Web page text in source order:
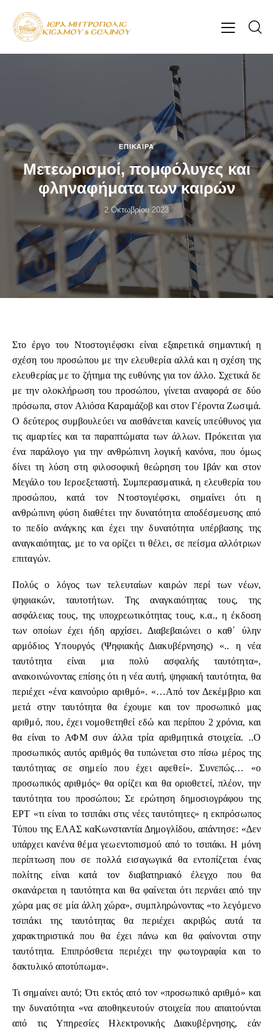
ΕΠΊΚΑΙΡΑ
Μετεωρισμοί, πομφόλυγες και
φληναφήματα των καιρών
2 Οκτωβρίου 2023
Στο έργο του Ντοστογιέφσκι είναι εξαιρετικά σημαντική η
σχέση του προσώπου με την ελευθερία αλλά και η σχέση της
ελευθερίας με το ζήτημα της ευθύνης για τον άλλο. Σχετικά δε
με την ολοκλήρωση του προσώπου, γίνεται αναφορά σε δύο
πρόσωπα, στον Αλιόσα Καραμάζοβ και στον Γέροντα Ζωσιμά.
Ο δεύτερος συμβουλεύει να αισθάνεται κανείς υπεύθυνος για
τις αμαρτίες και τα παραπτώματα των άλλων. Πρόκειται για
ένα παράλογο για την ανθρώπινη λογική κανόνα, που όμως
δίνει τη λύση στη φιλοσοφική θεώρηση του Ιβάν και στον
Μεγάλο του Ιεροεξεταστή. Συμπερασματικά, η ελευθερία του
προσώπου, κατά τον Ντοστογιέφσκι, σημαίνει ότι η
ανθρώπινη φύση διαθέτει την δυνατότητα αποδέσμευσης από
το πεδίο ανάγκης και έχει την δυνατότητα υπέρβασης της
αναγκαιότητας, με το να ορίζει τι θέλει, σε πείσμα αλλότριων
επιταγών.
Πολύς ο λόγος των τελευταίων καιρών περί των νέων,
ψηφιακών, ταυτοτήτων. Της αναγκαιότητας τους, της
ασφάλειας τους, της υποχρεωτικότητας τους, κ.α., η έκδοση
των οποίων έχει ήδη αρχίσει. Διαβεβαιώνει ο καθ΄ ύλην
αρμόδιος Υπουργός (Ψηφιακής Διακυβέρνησης) «.. η νέα
ταυτότητα είναι μια πολύ ασφαλής ταυτότητα»,
ανακοινώνοντας επίσης ότι η νέα αυτή, ψηφιακή ταυτότητα, θα
περιέχει «ένα καινούριο αριθμό». «…Από τον Δεκέμβριο και
μετά στην ταυτότητα θα έχουμε και τον προσωπικό μας
αριθμό, που, έχει νομοθετηθεί εδώ και περίπου 2 χρόνια, και
θα είναι το ΑΦΜ συν άλλα τρία αριθμητικά στοιχεία. ..Ο
προσωπικός αυτός αριθμός θα τυπώνεται στο πίσω μέρος της
ταυτότητας σε σημείο που έχει αφεθεί». Συνεπώς… «ο
προσωπικός αριθμός» θα ορίζει και θα οριοθετεί, πλέον, την
ταυτότητα του προσώπου; Σε ερώτηση δημοσιογράφου της
ΕΡΤ «τι είναι το τσιπάκι στις νέες ταυτότητες» η εκπρόσωπος
Τύπου της ΕΛΑΣ καΚωνσταντία Δημογλίδου, απάντησε: «Δεν
υπάρχει κανένα θέμα γεωεντοπισμού από το τσιπάκι. Η μόνη
περίπτωση που σε πολλά εισαγωγικά θα εντοπίζεται ένας
πολίτης είναι κατά τον διαβατηριακό έλεγχο που θα
σκανάρεται η ταυτότητα και θα φαίνεται ότι περνάει από την
χώρα μας σε μία άλλη χώρα», συμπληρώνοντας «το λεγόμενο
τσιπάκι της ταυτότητας θα περιέχει ακριβώς αυτά τα
χαρακτηριστικά που θα έχει πάνω και θα φαίνονται στην
ταυτότητα. Επιπρόσθετα περιέχει την φωτογραφία και το
δακτυλικό αποτύπωμα».
Τι σημαίνει αυτό; Ότι εκτός από τον «προσωπικό αριθμό» και
την δυνατότητα «να αποθηκευτούν στοιχεία που απαιτούνται
από τις Υπηρεσίες Ηλεκτρονικής Διακυβέρνησης, εάν